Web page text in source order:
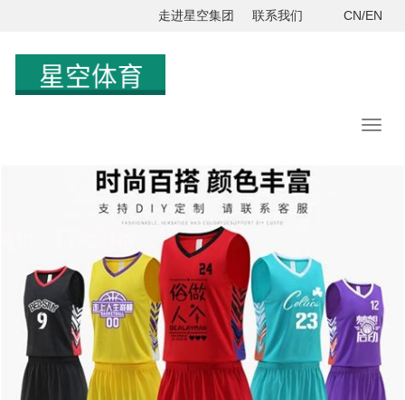
走进星空集团 联系我们 CN/EN